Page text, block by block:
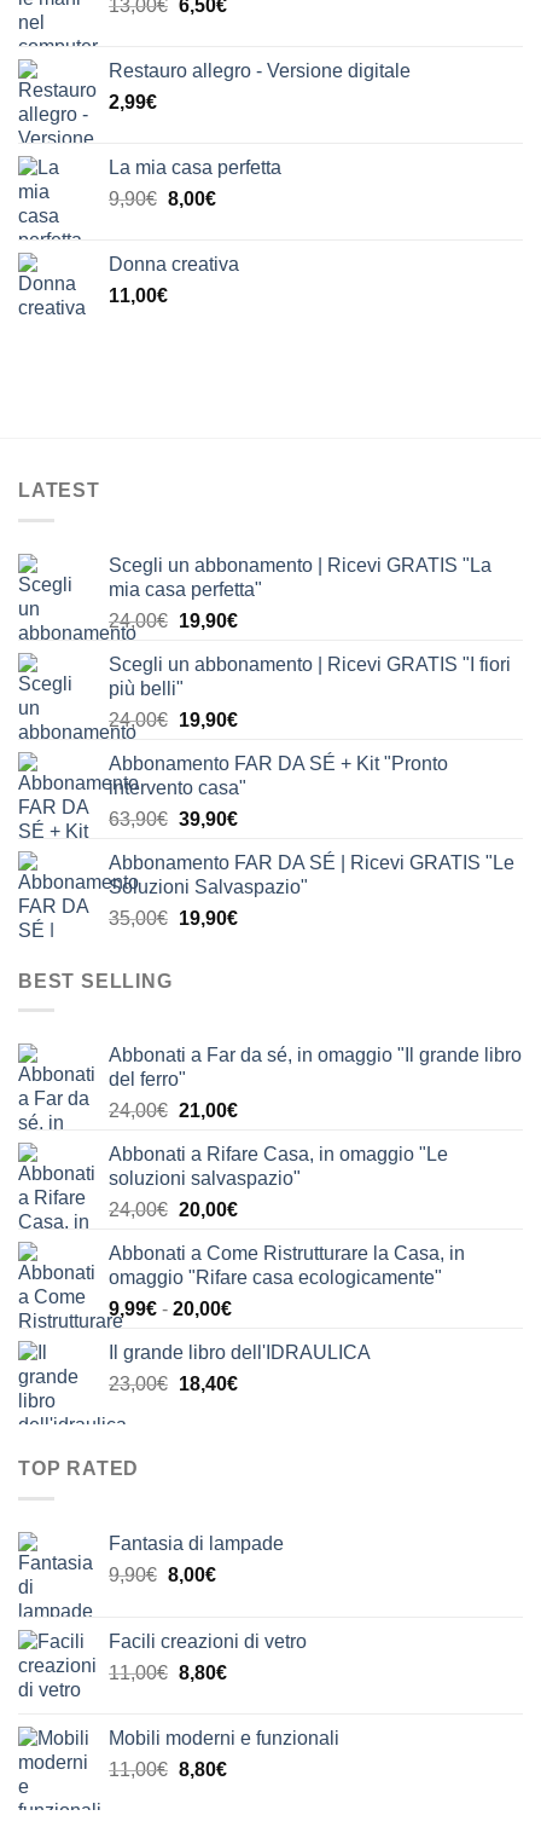
9,90€.8,00€.
13,00€ Il
era:
6,50€Il
è:
Restauro allegro - Versione digitale
2,99€
La mia casa perfetta
9,90€ Il
era:
9,90€.
8,00€Il
è:
Donna creativa
11,00€
LATEST
Scegli un abbonamento | Ricevi GRATIS "La
mia casa perfetta"
24,00€ Il
originale
24,00€.
19,90€Il
attuale
19,90€.
Scegli un abbonamento | Ricevi GRATIS "I fiori
più belli"
24,00€ Il
originale
era:
24,00€.
19,90€Il
attuale
è:
19,90€.
Abbonamento FAR DA SÉ + Kit "Pronto
intervento casa"
63,90€ Il
originale
era:
63,90€.
39,90€Il
attuale
è:
39,90€.
Abbonamento FAR DA SÉ | Ricevi GRATIS "Le
Soluzioni Salvaspazio"
35,00€ Il
19,90€Il
BEST SELLING
Abbonati a Far da sé, in omaggio "Il grande libro
del ferro"
24,00€ Il
originale
era:
24,00€.
21,00€Il
attuale
è:
21,00€.
Abbonati a Rifare Casa, in omaggio "Le
soluzioni salvaspazio"
24,00€ Il
originale
era:
24,00€.
20,00€Il
attuale
è:
Abbonati a Come Ristrutturare la Casa, in
omaggio "Rifare casa ecologicamente"
9,99€ - 20,00€Fascia
prezzo:
da
Il grande libro dell'IDRAULICA
23,00€ Il
18,40€Il
TOP RATED
Fantasia di lampade
9,90€ Il
era:
9,90€.
8,00€Il
è:
8,00€.
Facili creazioni di vetro
11,00€ Il
era:
11,00€.
8,80€Il
è:
8,80€.
Mobili moderni e funzionali
11,00€ Il
8,80€Il